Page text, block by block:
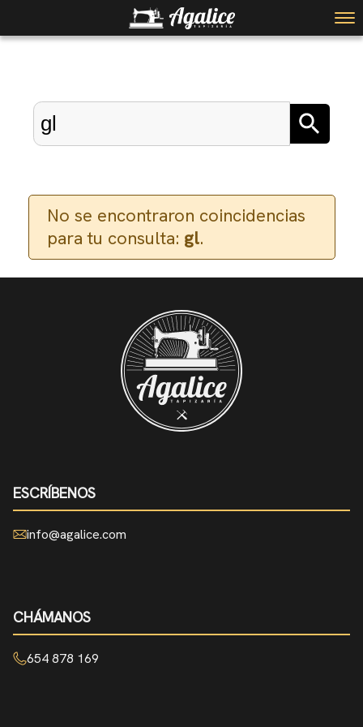
No se encontraron coincidencias
para tu consulta: gl.
ESCRÍBENOS
info@agalice.com
CHÁMANOS
654 878 169